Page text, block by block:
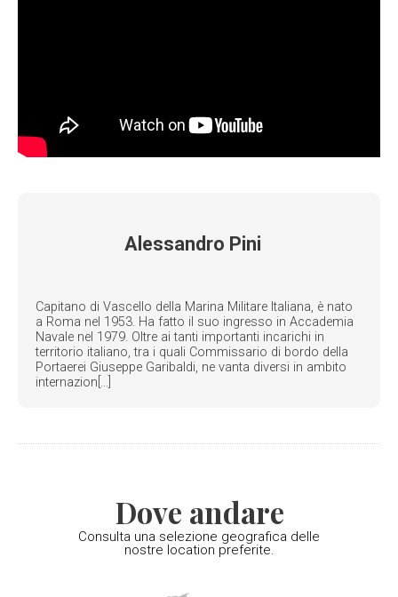
Alessandro Pini
Capitano di Vascello della Marina Militare Italiana, è nato
a Roma nel 1953. Ha fatto il suo ingresso in Accademia
Navale nel 1979. Oltre ai tanti importanti incarichi in
territorio italiano, tra i quali Commissario di bordo della
Portaerei Giuseppe Garibaldi, ne vanta diversi in ambito
internazion[...]
Dove andare
Consulta una selezione geografica delle
nostre location preferite.